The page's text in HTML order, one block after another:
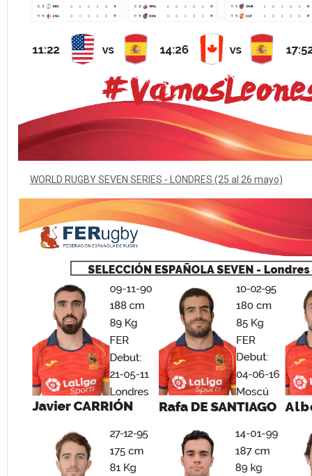
WORLD RUGBY SEVEN SERIES - LONDRES (25 al 26 mayo)